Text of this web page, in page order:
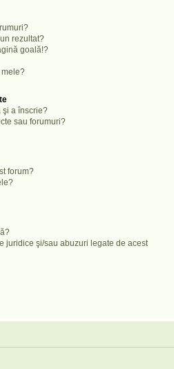
rezultat?
goală!?
şi a înscrie?
sau forumuri?
forum?
juridice şi/sau abuzuri legate de acest